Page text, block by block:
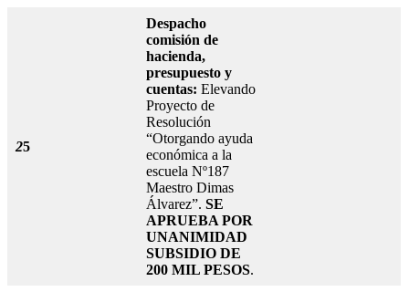
25
Despacho
comisión de
hacienda,
presupuesto y
cuentas: Elevando
Proyecto de
Resolución
“Otorgando ayuda
económica a la
escuela Nº187
Maestro Dimas
Álvarez”. SE
APRUEBA POR
UNANIMIDAD
SUBSIDIO DE
200 MIL PESOS.